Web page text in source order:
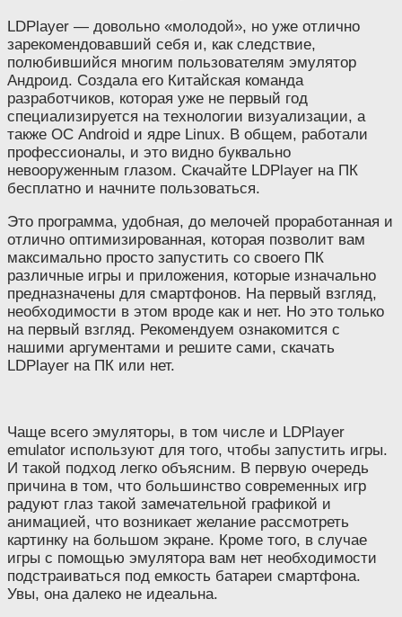
LDPlayer — довольно «молодой», но уже отлично
зарекомендовавший себя и, как следствие,
полюбившийся многим пользователям эмулятор
Андроид. Создала его Китайская команда
разработчиков, которая уже не первый год
специализируется на технологии визуализации, а
также OС Android и ядре Linux. В общем, работали
профессионалы, и это видно буквально
невооруженным глазом. Скачайте LDPlayer на ПК
бесплатно и начните пользоваться.
Это программа, удобная, до мелочей проработанная и
отлично оптимизированная, которая позволит вам
максимально просто запустить со своего ПК
различные игры и приложения, которые изначально
предназначены для смартфонов. На первый взгляд,
необходимости в этом вроде как и нет. Но это только
на первый взгляд. Рекомендуем ознакомится с
нашими аргументами и решите сами, скачать
LDPlayer на ПК или нет.
Чаще всего эмуляторы, в том числе и LDPlayer
emulator используют для того, чтобы запустить игры.
И такой подход легко объясним. В первую очередь
причина в том, что большинство современных игр
радуют глаз такой замечательной графикой и
анимацией, что возникает желание рассмотреть
картинку на большом экране. Кроме того, в случае
игры с помощью эмулятора вам нет необходимости
подстраиваться под емкость батареи смартфона.
Увы, она далеко не идеальна.